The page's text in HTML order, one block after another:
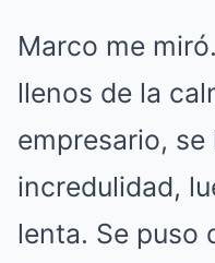
Marco me
llenos de la
empresario,
incredulidad,
lenta. Se puso